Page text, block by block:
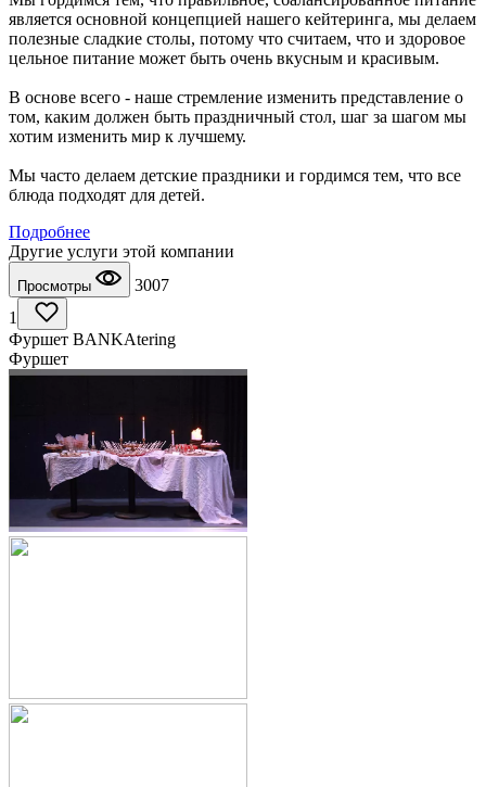
является основной концепцией нашего кейтеринга, мы делаем
полезные сладкие столы, потому что считаем, что и здоровое
цельное питание может быть очень вкусным и красивым.
В основе всего - наше стремление изменить представление о
том, каким должен быть праздничный стол, шаг за шагом мы
хотим изменить мир к лучшему.
Мы часто делаем детские праздники и гордимся тем, что все
блюда подходят для детей.
Подробнее
Другие услуги этой компании
Просмотры
3007
1
Фуршет BANKAtering
Фуршет